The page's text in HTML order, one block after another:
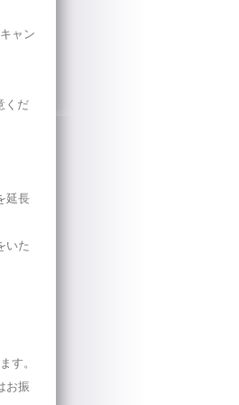
ャン
くだ
延長
いた
す。
お振